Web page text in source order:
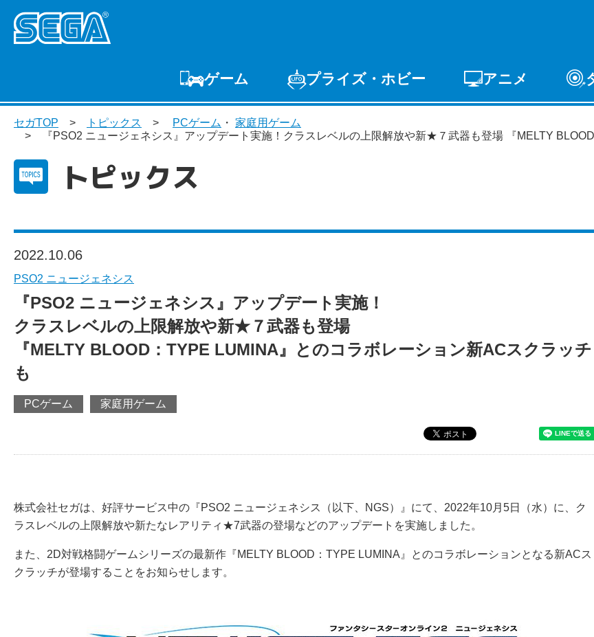
ゲーム
ゲームTOP 家庭用ゲーム
プライズ・ホビー
プライズ
アニメ
セガTOP トピックス PCゲーム ・ 家庭用ゲーム
『PSO2 ニュージェネシス』アップデート実施！クラスレベルの上限解放や新★７武器も登場 『MELTY
トピックス
2022.10.06
PSO2 ニュージェネシス
『PSO2 ニュージェネシス』アップデート実施！
クラスレベルの上限解放や新★７武器も登場
『MELTY BLOOD：TYPE LUMINA』とのコラボレーション新ACスクラッチ
も
PCゲーム 家庭用ゲーム
株式会社セガは、好評サービス中の『PSO2 ニュージェネシス（以下、NGS）』にて、2022年10月5日（水）に、ク
ラスレベルの上限解放や新たなレアリティ★7武器の登場などのアップデートを実施しました。
また、2D対戦格闘ゲームシリーズの最新作『MELTY BLOOD：TYPE LUMINA』とのコラボレーションとなる新ACス
クラッチが登場することをお知らせします。